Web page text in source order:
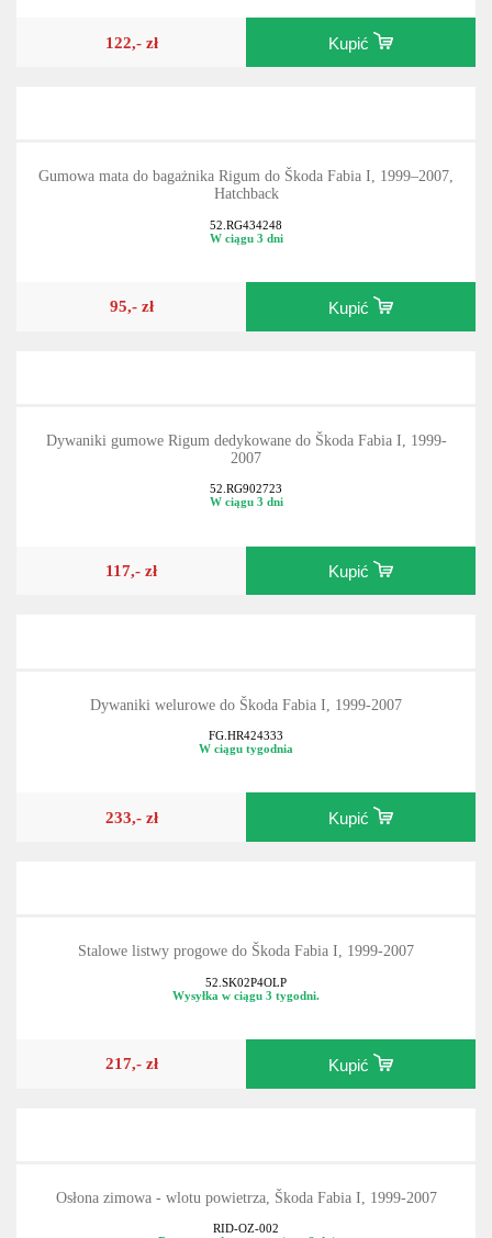
122,- zł Kupić
Gumowa mata do bagażnika Rigum do Škoda Fabia I, 1999–2007,
Hatchback
52.RG434248
W ciągu 3 dni
95,- zł Kupić
Dywaniki gumowe Rigum dedykowane do Škoda Fabia I, 1999-
2007
52.RG902723
W ciągu 3 dni
117,- zł Kupić
Dywaniki welurowe do Škoda Fabia I, 1999-2007
FG.HR424333
W ciągu tygodnia
233,- zł Kupić
Stalowe listwy progowe do Škoda Fabia I, 1999-2007
52.SK02P4OLP
Wysyłka w ciągu 3 tygodni.
217,- zł Kupić
Osłona zimowa - wlotu powietrza, Škoda Fabia I, 1999-2007
RID-OZ-002